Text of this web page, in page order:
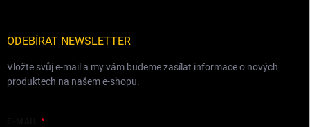
ODEBÍRAT NEWSLETTER
Vložte svůj e-mail a my vám budeme zasílat informace o nových
produktech na našem e-shopu.